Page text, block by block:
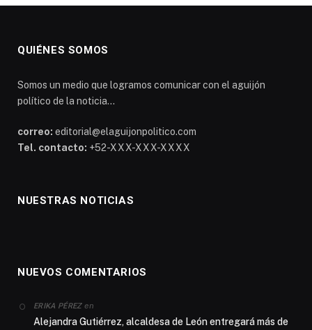
QUIÉNES SOMOS
Somos un medio que logramos comunicar con el aguijón
político de la noticia...
correo: editorial@elaguijonpolitico.com
Tel. contacto: +52-XXX-XXX-XXXX
NUESTRAS NOTICIAS
NUEVOS COMENTARIOS
ERIKA PÉREZen
Alejandra Gutiérrez, alcaldesa de León entregará más de